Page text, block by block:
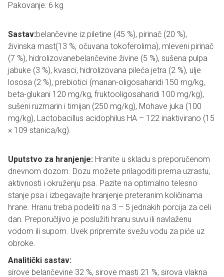
Pakovanje: 6 kg
Sastav:belančevine iz piletine (45 %), pirinač (20 %),
živinska mast(13 %, očuvana tokoferolima), mleveni pirinač
(7 %), hidrolizovanebelančevine živine (5 %), sušena pulpa
jabuke (3 %), kvasci, hidrolizovana pileća jetra (2 %), ulje
lososa (2 %), prebiotici (manan-oligosaharidi 150 mg/kg,
beta-glukani 120 mg/kg, fruktooligosaharidi 100 mg/kg),
sušeni ruzmarin i timijan (250 mg/kg), Mohave juka (100
mg/kg), Lactobacillus acidophilus HA – 122 inaktivirano (15
× 109 stanica/kg).
Uputstvo za hranjenje: Hranite u skladu s preporučenom
dnevnom dozom. Dozu možete prilagoditi prema uzrastu,
aktivnosti i okruženju psa. Pazite na optimalno telesno
stanje psa i izbegavajte hranjenje preteranim količinama
hrane. Hranu treba podeliti na 3 – 5 jednakih porcija za celi
dan. Preporučljivo je poslužiti hranu suvu ili navlaženu
vodom ili supom. Uvek pripremite svežu vodu za piće uz
obroke.
Analitički sastav:
sirove belančevine 32 %, sirove masti 21 %, sirova vlakna